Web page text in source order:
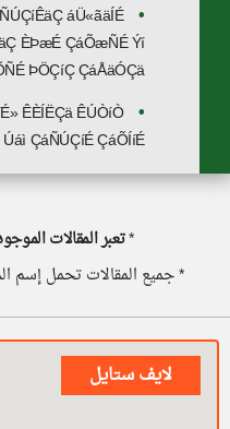
áÜ«ãäÍÉ
ÈÞæÉ ÇáÕæÑÉ Ýí
ÞÖÇíÇ ÇáÅäÓÇä
ÊÈÍËÇä ÊÚÒíÒ
ÇáÑÚÇíÉ ÇáÕÍíÉ
*تعبر المقالات
* جميع المقالات تحمل إسم
لايف ستايل